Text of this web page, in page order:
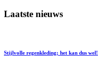
Laatste nieuws
Stijlvolle regenkleding; het kan dus wel!